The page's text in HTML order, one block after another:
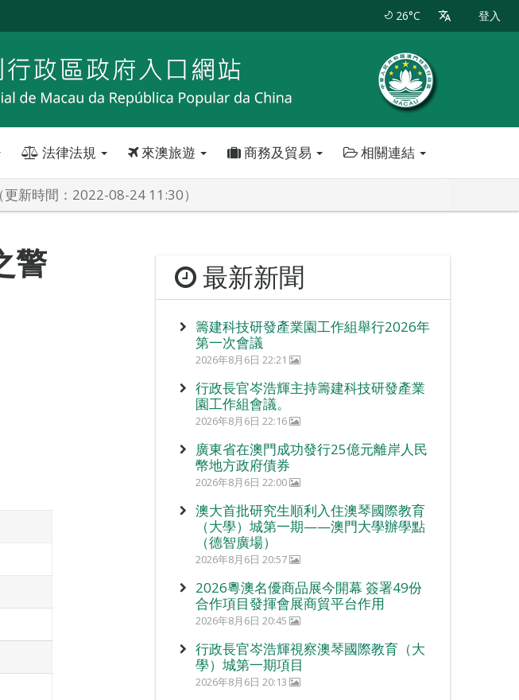
26°C 登入
法律法規 來澳旅遊 商務及貿易 相關連結
新時間：2022-08-24 11:30）
警 最新新聞
籌建科技研發產業園工作組舉行2026年
第一次會議
2026年8月6日 22:21
行政長官岑浩輝主持籌建科技研發產業
園工作組會議。
2026年8月6日 22:16
廣東省在澳門成功發行25億元離岸人民
幣地方政府債券
2026年8月6日 22:00
澳大首批研究生順利入住澳琴國際教育
（大學）城第一期——澳門大學辦學點
（德智廣場）
2026年8月6日 20:57
2026粵澳名優商品展今開幕 簽署49份
合作項目發揮會展商貿平台作用
2026年8月6日 20:45
行政長官岑浩輝視察澳琴國際教育（大
學）城第一期項目
2026年8月6日 20:13